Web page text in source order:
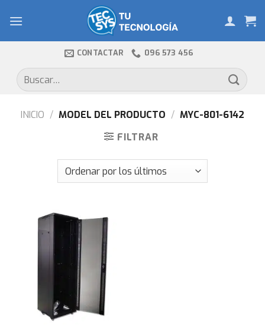
CONTACTAR 096 573 456
Buscar
por:
INICIO / MODEL DEL PRODUCTO / MYC-801-6142
FILTRAR